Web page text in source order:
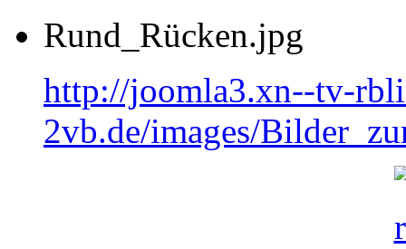
Rund_Rücken.jpg
http://joomla3.xn--tv-
2vb.de/images/